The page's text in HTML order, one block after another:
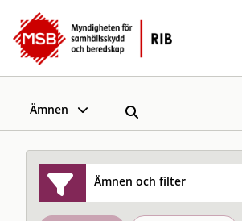
Ämnen
Ämnen och filter